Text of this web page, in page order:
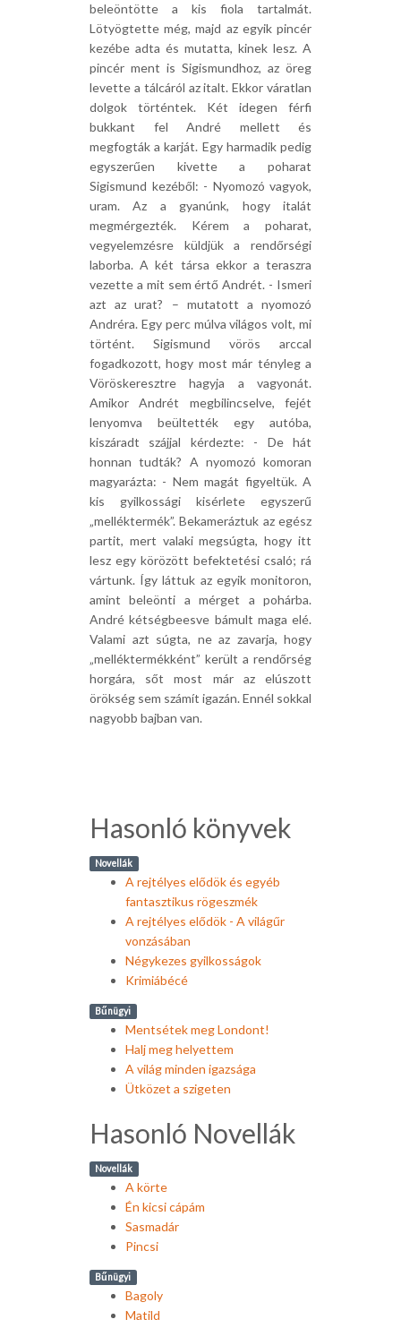
beleöntötte a kis fiola tartalmát.
Lötyögtette még, majd az egyik pincér
kezébe adta és mutatta, kinek lesz. A
pincér ment is Sigismundhoz, az öreg
levette a tálcáról az italt. Ekkor váratlan
dolgok történtek. Két idegen férfi
bukkant fel André mellett és
megfogták a karját. Egy harmadik pedig
egyszerűen kivette a poharat
Sigismund kezéből: - Nyomozó vagyok,
uram. Az a gyanúnk, hogy italát
megmérgezték. Kérem a poharat,
vegyelemzésre küldjük a rendőrségi
laborba. A két társa ekkor a teraszra
vezette a mit sem értő Andrét. - Ismeri
azt az urat? – mutatott a nyomozó
Andréra. Egy perc múlva világos volt, mi
történt. Sigismund vörös arccal
fogadkozott, hogy most már tényleg a
Vöröskeresztre hagyja a vagyonát.
Amikor Andrét megbilincselve, fejét
lenyomva beültették egy autóba,
kiszáradt szájjal kérdezte: - De hát
honnan tudták? A nyomozó komoran
magyarázta: - Nem magát figyeltük. A
kis gyilkossági kisérlete egyszerű
„melléktermék”. Bekameráztuk az egész
partit, mert valaki megsúgta, hogy itt
lesz egy körözött befektetési csaló; rá
vártunk. Így láttuk az egyik monitoron,
amint beleönti a mérget a pohárba.
André kétségbeesve bámult maga elé.
Valami azt súgta, ne az zavarja, hogy
„melléktermékként” került a rendőrség
horgára, sőt most már az elúszott
örökség sem számít igazán. Ennél sokkal
nagyobb bajban van.
Hasonló könyvek
Novellák
A rejtélyes elődök és egyéb
fantasztikus rögeszmék
A rejtélyes elődök - A világűr
vonzásában
Négykezes gyilkosságok
Krimiábécé
Bűnügyi
Mentsétek meg Londont!
Halj meg helyettem
A világ minden igazsága
Ütközet a szigeten
Hasonló Novellák
Novellák
A körte
Én kicsi cápám
Sasmadár
Pincsi
Bűnügyi
Bagoly
Matild